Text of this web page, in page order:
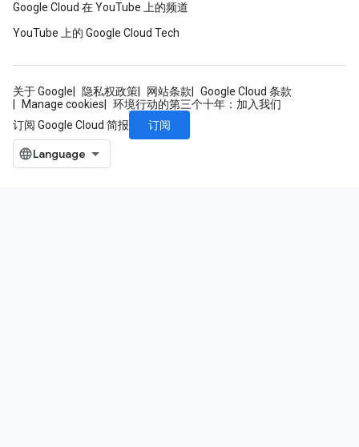
Google Cloud 在 YouTube 上的频道
YouTube 上的 Google Cloud Tech
关于 Google 隐私权政策 网站条款
Google Cloud 条款
Manage cookies
环境行动的第三个十年：加入我们
订阅 Google Cloud 简报
订阅